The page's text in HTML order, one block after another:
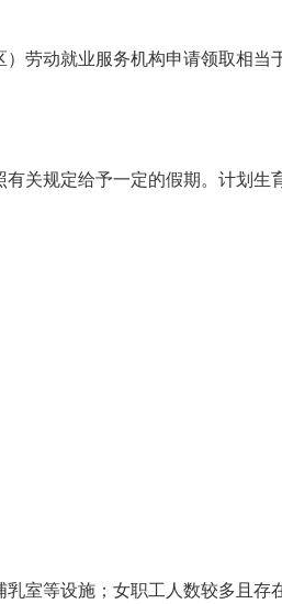
劳动就业服务机构申请领取相当
关规定给予一定的假期。计划生
室等设施；女职工人数较多且存